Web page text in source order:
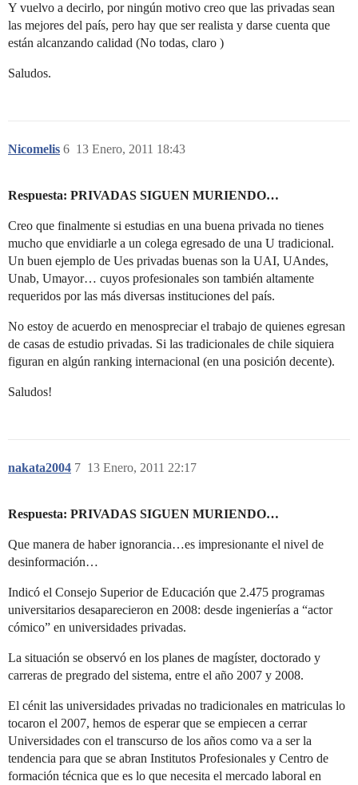
Y vuelvo a decirlo, por ningún motivo creo que las privadas sean
las mejores del país, pero hay que ser realista y darse cuenta que
están alcanzando calidad (No todas, claro )
Saludos.
Nicomelis 13 Enero, 2011 18:43
6
Respuesta: PRIVADAS SIGUEN MURIENDO…
Creo que finalmente si estudias en una buena privada no tienes
mucho que envidiarle a un colega egresado de una U tradicional.
Un buen ejemplo de Ues privadas buenas son la UAI, UAndes,
Unab, Umayor… cuyos profesionales son también altamente
requeridos por las más diversas instituciones del país.
No estoy de acuerdo en menospreciar el trabajo de quienes egresan
de casas de estudio privadas. Si las tradicionales de chile siquiera
figuran en algún ranking internacional (en una posición decente).
Saludos!
nakata2004 13 Enero, 2011 22:17
7
Respuesta: PRIVADAS SIGUEN MURIENDO…
Que manera de haber ignorancia…es impresionante el nivel de
desinformación…
Indicó el Consejo Superior de Educación que 2.475 programas
universitarios desaparecieron en 2008: desde ingenierías a “actor
cómico” en universidades privadas.
La situación se observó en los planes de magíster, doctorado y
carreras de pregrado del sistema, entre el año 2007 y 2008.
El cénit las universidades privadas no tradicionales en matriculas lo
tocaron el 2007, hemos de esperar que se empiecen a cerrar
Universidades con el transcurso de los años como va a ser la
tendencia para que se abran Institutos Profesionales y Centro de
formación técnica que es lo que necesita el mercado laboral en